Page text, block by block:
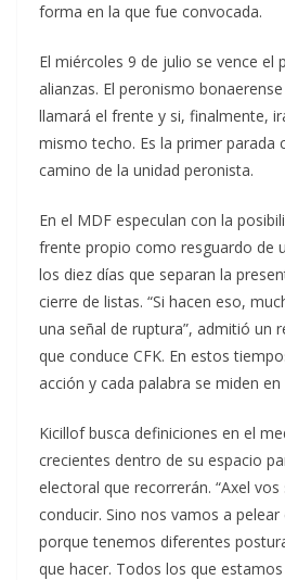
forma en la que fue convocada.
El miércoles 9 de julio se vence el
alianzas. El peronismo
llamará el frente y si, finalmente,
mismo techo. Es la primer parada
camino de la unidad peronista.
En el MDF especulan con la
frente propio como resguardo de
los diez días que separan la
cierre de listas. “Si hacen eso,
una señal de ruptura”, admitió un
que conduce CFK. En estos
acción y cada palabra se miden
Kicillof busca definiciones en el
crecientes dentro de su espacio
electoral que recorrerán. “Axel
conducir. Sino nos vamos a
porque tenemos diferentes
que hacer. Todos los que